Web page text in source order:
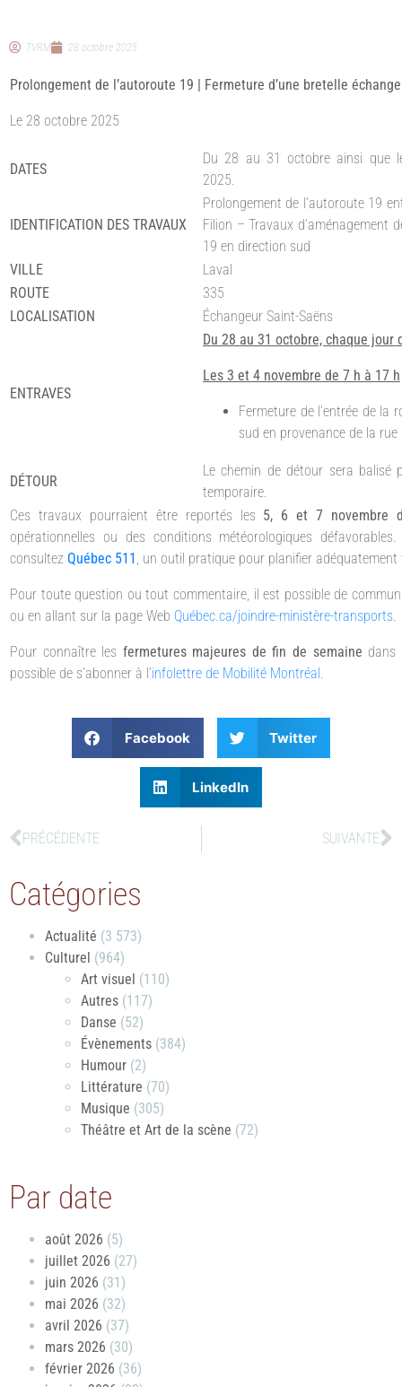
TVRM 28 octobre 2025
Prolongement de l’autoroute 19 | Fermeture d’une bretelle
Le 28 octobre 2025
DATES
Du 28 au 31 octobre ainsi que
2025.
IDENTIFICATION DES TRAVAUX
Prolongement de l’autoroute 19
Filion – Travaux d’aménagement
19 en direction sud
VILLE
Laval
ROUTE
335
LOCALISATION
Échangeur Saint-Saëns
ENTRAVES
Du 28 au 31 octobre, chaque jour
Les 3 et 4 novembre de 7 h à 17 h
Fermeture de l’entrée de la
sud en provenance de la rue
DÉTOUR
Le chemin de détour sera balisé
temporaire.
Ces travaux pourraient être reportés les 5, 6 et 7
opérationnelles ou des conditions météorologiques
consultez Québec 511 , un outil pratique pour planifier adéquatement
Pour toute question ou tout commentaire, il est possible de
ou en allant sur la page Web Québec.ca/joindre-ministère-transports.
Pour connaître les fermetures majeures de fin de semaine dans
possible de s’abonner à l’infolettre de Mobilité Montréal .
Facebook Twitter
LinkedIn
PRÉCÉDENTE SUIVANTE
Catégories
Actualité (3 573)
Culturel (964)
Art visuel (110)
Autres (117)
Danse (52)
Évènements (384)
Humour (2)
Littérature (70)
Musique (305)
Théâtre et Art de la scène (72)
Par date
août 2026 (5)
juillet 2026 (27)
juin 2026 (31)
mai 2026 (32)
avril 2026 (37)
mars 2026 (30)
février 2026 (36)